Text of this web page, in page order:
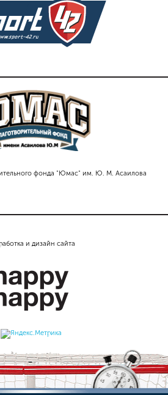
фонда "Юмас" им. Ю. М. Асаилова
и дизайн сайта